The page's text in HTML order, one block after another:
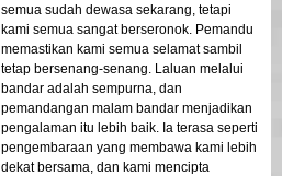
semua sudah dewasa sekarang, tetapi
kami semua sangat berseronok. Pemandu
memastikan kami semua selamat sambil
tetap bersenang-senang. Laluan melalui
bandar adalah sempurna, dan
pemandangan malam bandar menjadikan
pengalaman itu lebih baik. Ia terasa seperti
pengembaraan yang membawa kami lebih
dekat bersama, dan kami mencipta